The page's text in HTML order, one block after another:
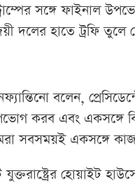
সঙ্গে ফাইনাল
দলের হাতে ট্রফি তুলে
বলেন,
করব এবং একসঙ্গে
সবসময়ই একসঙ্গে কাজ
যুক্তরাষ্ট্রের হোয়াইট